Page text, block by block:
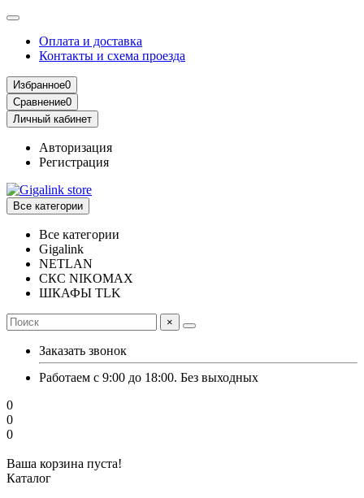
Оплата и доставка
Контакты и схема проезда
Избранное0
Сравнение0
Личный кабинет
Авторизация
Регистрация
Все категории
Все категории
Gigalink
NETLAN
СКС NIKOMAX
ШКАФЫ TLK
×
Заказать звонок
Работаем с 9:00 до 18:00. Без выходных
0
0
0
Ваша корзина пуста!
Каталог